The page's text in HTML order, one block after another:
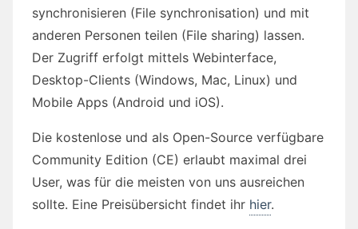
synchronisieren (File synchronisation) und mit
anderen Personen teilen (File sharing) lassen.
Der Zugriff erfolgt mittels Webinterface,
Desktop-Clients (Windows, Mac, Linux) und
Mobile Apps (Android und iOS).
Die kostenlose und als Open-Source verfügbare
Community Edition (CE) erlaubt maximal drei
User, was für die meisten von uns ausreichen
sollte. Eine Preisübersicht findet ihr hier.